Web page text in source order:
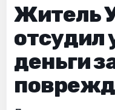
Житель
отсудил
деньги